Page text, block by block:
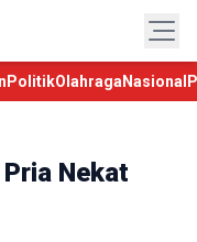
PolitikOlahraga Nasional
Nekat